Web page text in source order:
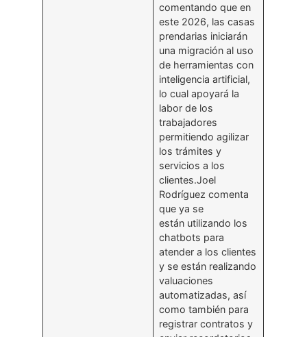
comentando que en
este 2026, las casas
prendarias iniciarán
una migración al uso
de herramientas con
inteligencia artificial,
lo cual apoyará la
labor de los
trabajadores
permitiendo agilizar
los trámites y
servicios a los
clientes.Joel
Rodríguez comenta
que ya se
están utilizando los
chatbots para
atender a los clientes
y se están realizando
valuaciones
automatizadas, así
como también para
registrar contratos y